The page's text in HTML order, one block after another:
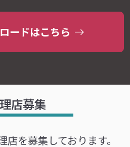
ードはこちら
店募集
を募集しております。